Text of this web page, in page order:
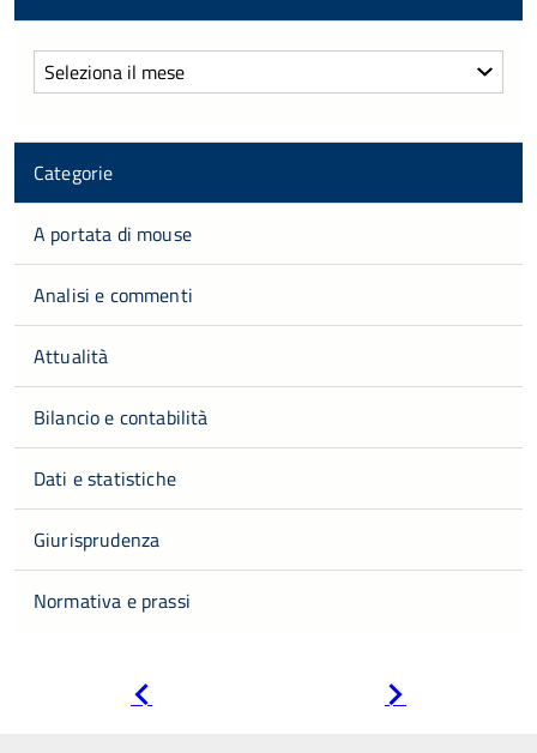
Archivi
Categorie
A portata di mouse
Analisi e commenti
Attualità
Bilancio e contabilità
Dati e statistiche
Giurisprudenza
Normativa e prassi